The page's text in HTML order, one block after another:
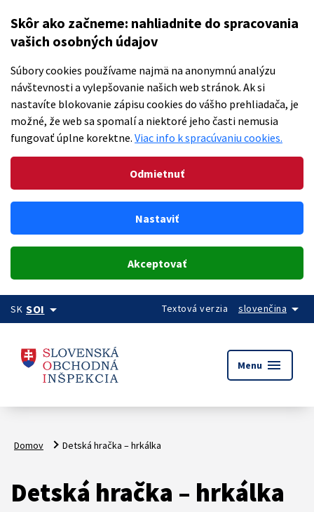
Skôr ako začneme: nahliadnite do spracovania
vašich osobných údajov
Súbory cookies používame najmä na anonymnú analýzu
návštevnosti a vylepšovanie našich web stránok. Ak si
nastavíte blokovanie zápisu cookies do vášho prehliadača, je
možné, že web sa spomalí a niektoré jeho časti nemusia
fungovať úplne korektne. Viac info k spracúvaniu cookies.
Odmietnuť
Nastaviť
Akceptovať
SK SOIarrow_drop_down Textová verzia slovenčina arrow_drop_down
Menu menu
Domov Detská hračka – hrkálka
Detská hračka – hrkálka